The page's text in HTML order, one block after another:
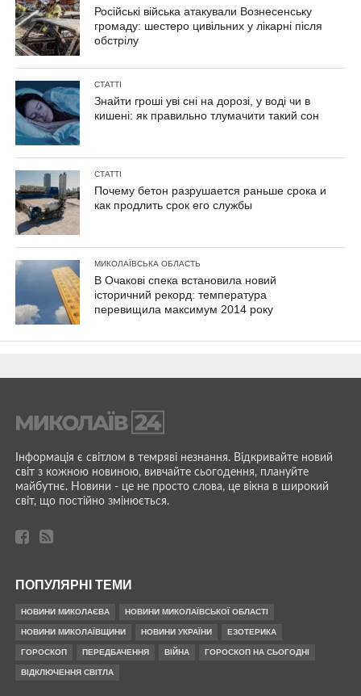
Російські війська атакували Вознесенську
громаду: шестеро цивільних у лікарні після
обстрілу
СТАТТІ
Знайти гроші уві сні на дорозі, у воді чи в
кишені: як правильно тлумачити такий сон
СТАТТІ
Почему бетон разрушается раньше срока и
как продлить срок его службы
МИКОЛАЇВСЬКА ОБЛАСТЬ
В Очакові спека встановила новий
історичний рекорд: температура
перевищила максимум 2014 року
Інформація є світлом в темряві незнання. Відкривайте новий
світ з кожною новиною, вивчайте сьогодення, плануйте
майбутнє. Новини - це не просто слова, це вікна в широкий
світ, що постійно змінюється.
ПОПУЛЯРНІ ТЕМИ
НОВИНИ МИКОЛАЄВА НОВИНИ МИКОЛАЇВСЬКОЇ ОБЛАСТІ
НОВИНИ МИКОЛАЇВЩИНИ НОВИНИ УКРАЇНИ ЕЗОТЕРИКА
ГОРОСКОП ПЕРЕДБАЧЕННЯ ВІЙНА ГОРОСКОП НА СЬОГОДНІ
ВІДКЛЮЧЕННЯ СВІТЛА